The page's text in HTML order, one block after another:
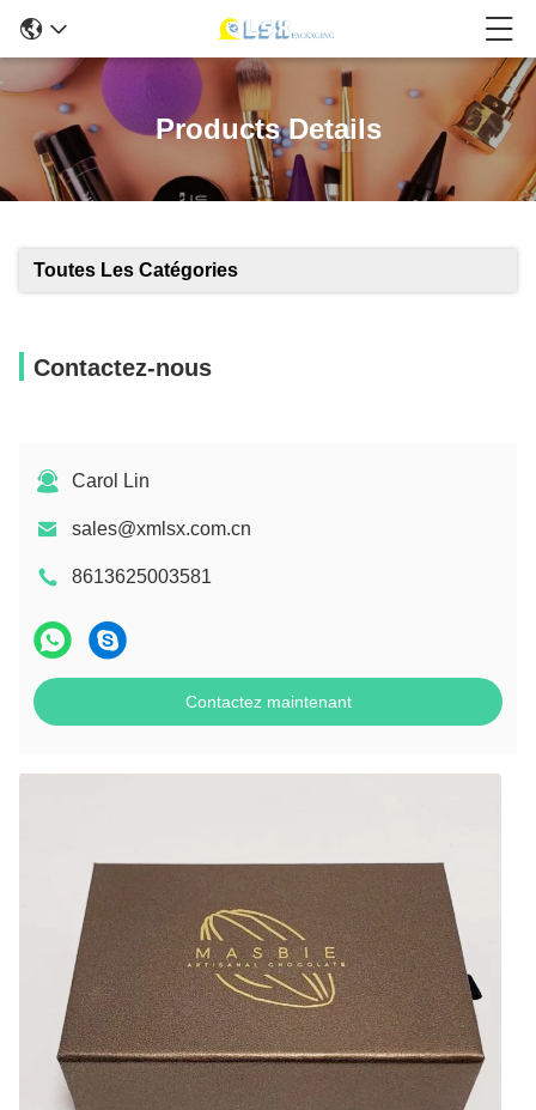
Products Details
Toutes Les Catégories
Contactez-nous
Carol Lin
sales@xmlsx.com.cn
8613625003581
Contactez maintenant